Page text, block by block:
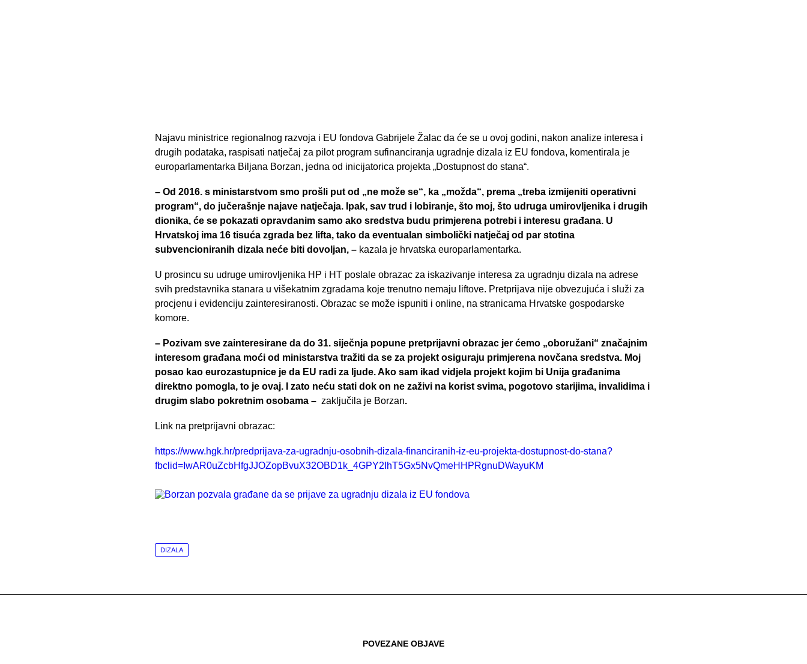
Najavu ministrice regionalnog razvoja i EU fondova Gabrijele Žalac da će se u ovoj godini, nakon analize interesa i
drugih podataka, raspisati natječaj za pilot program sufinanciranja ugradnje dizala iz EU fondova, komentirala je
europarlamentarka Biljana Borzan, jedna od inicijatorica projekta „Dostupnost do stana“.
– Od 2016. s ministarstvom smo prošli put od „ne može se“, ka „možda“, prema „treba izmijeniti operativni
program“, do jučerašnje najave natječaja. Ipak, sav trud i lobiranje, što moj, što udruga umirovljenika i drugih
dionika, će se pokazati opravdanim samo ako sredstva budu primjerena potrebi i interesu građana. U
Hrvatskoj ima 16 tisuća zgrada bez lifta, tako da eventualan simbolički natječaj od par stotina
subvencioniranih dizala neće biti dovoljan, – kazala je hrvatska europarlamentarka.
U prosincu su udruge umirovljenika HP i HT poslale obrazac za iskazivanje interesa za ugradnju dizala na adrese
svih predstavnika stanara u višekatnim zgradama koje trenutno nemaju liftove. Pretprijava nije obvezujuća i služi za
procjenu i evidenciju zainteresiranosti. Obrazac se može ispuniti i online, na stranicama Hrvatske gospodarske
komore.
– Pozivam sve zainteresirane da do 31. siječnja popune pretprijavni obrazac jer ćemo „oboružani“ značajnim
interesom građana moći od ministarstva tražiti da se za projekt osiguraju primjerena novčana sredstva. Moj
posao kao eurozastupnice je da EU radi za ljude. Ako sam ikad vidjela projekt kojim bi Unija građanima
direktno pomogla, to je ovaj. I zato neću stati dok on ne zaživi na korist svima, pogotovo starijima, invalidima i
drugim slabo pokretnim osobama – zaključila je Borzan.
Link na pretprijavni obrazac:
https://www.hgk.hr/predprijava-za-ugradnju-osobnih-dizala-financiranih-iz-eu-projekta-dostupnost-do-stana?
fbclid=IwAR0uZcbHfgJJOZopBvuX32OBD1k_4GPY2IhT5Gx5NvQmeHHPRgnuDWayuKM
DIZALA
POVEZANE OBJAVE